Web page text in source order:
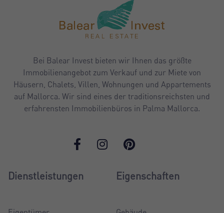
Bei Balear Invest bieten wir Ihnen das größte
Immobilienangebot zum Verkauf und zur Miete von
Häusern, Chalets, Villen, Wohnungen und Appartements
auf Mallorca. Wir sind eines der traditionsreichsten und
erfahrensten Immobilienbüros in Palma Mallorca.
Dienstleistungen Eigenschaften